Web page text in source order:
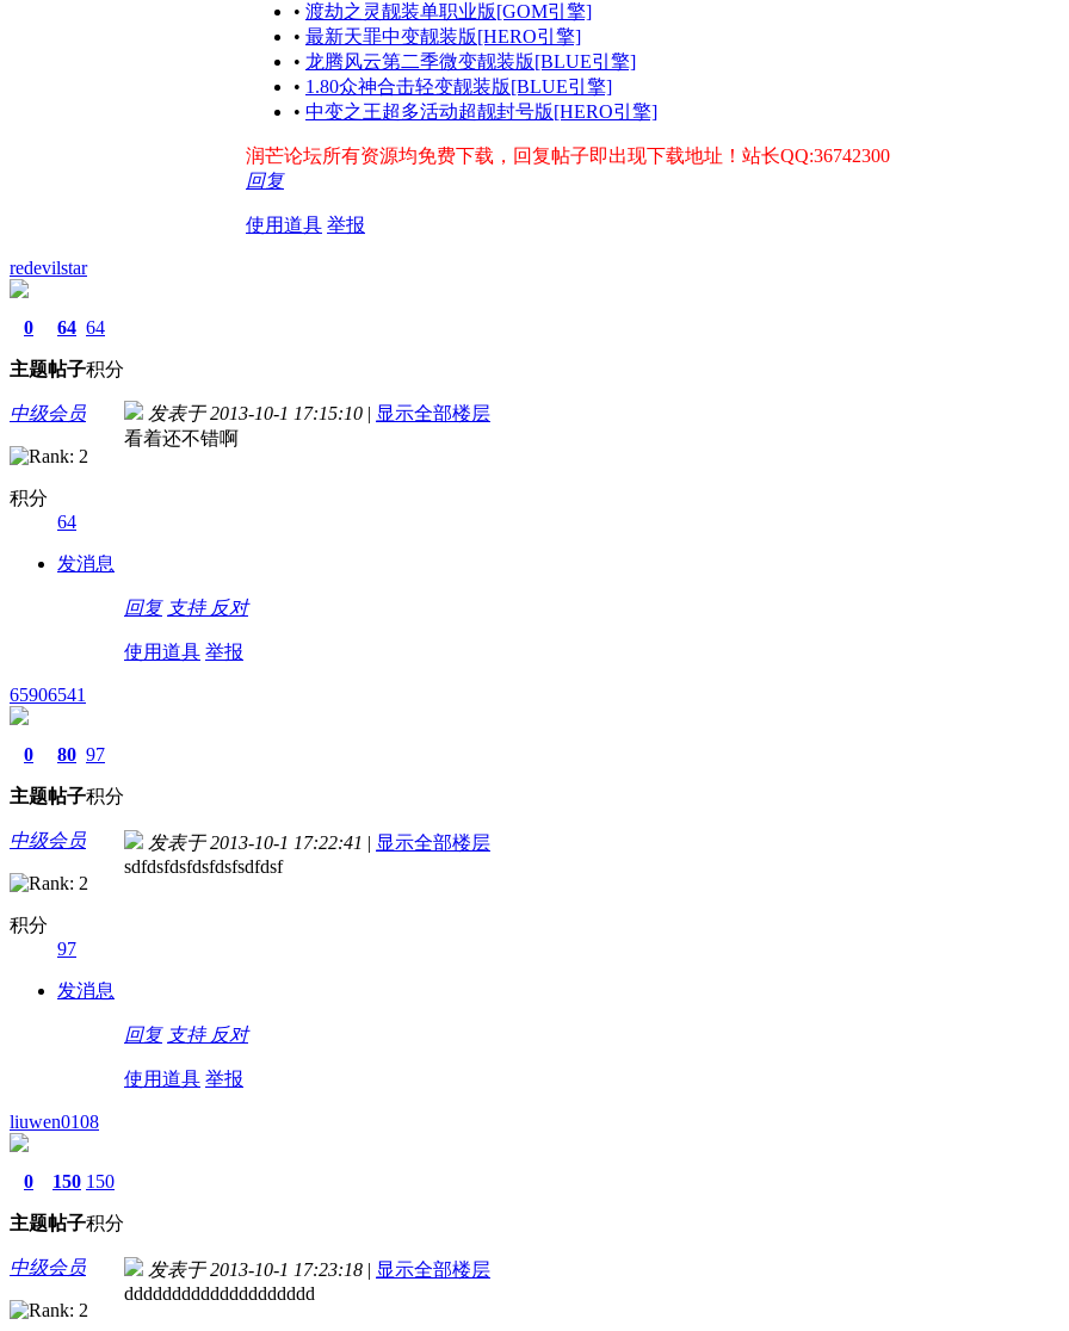
• 渡劫之灵靓装单职业版[GOM引擎]
• 最新天罪中变靓装版[HERO引擎]
• 龙腾风云第二季微变靓装版[BLUE引擎]
• 1.80众神合击轻变靓装版[BLUE引擎]
• 中变之王超多活动超靓封号版[HERO引擎]
润芒论坛所有资源均免费下载，回复帖子即出现下载地址！站长QQ:36742300
回复
使用道具 举报
redevilstar
0
主题
64
帖子
64
积分
中级会员
积分
64
发消息
发表于 2013-10-1 17:15:10 | 显示全部楼层
看着还不错啊
回复 支持 反对
使用道具 举报
65906541
0
主题
80
帖子
97
积分
中级会员
积分
97
发消息
发表于 2013-10-1 17:22:41 | 显示全部楼层
sdfdsfdsfdsfdsfsdfdsf
回复 支持 反对
使用道具 举报
liuwen0108
0
主题
150
帖子
150
积分
中级会员 发表于 2013-10-1 17:23:18 | 显示全部楼层
dddddddddddddddddddd